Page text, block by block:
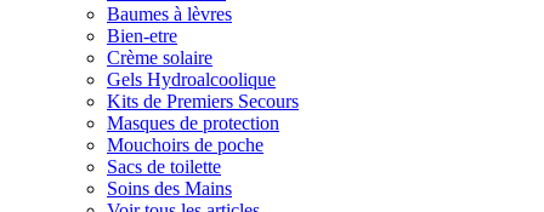
Baumes à lèvres
Bien-etre
Crème solaire
Gels Hydroalcoolique
Kits de Premiers Secours
Masques de protection
Mouchoirs de poche
Sacs de toilette
Soins des Mains